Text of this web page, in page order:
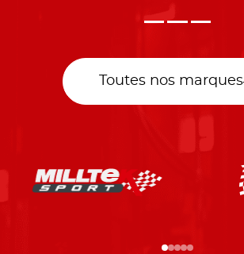
Toutes nos marques